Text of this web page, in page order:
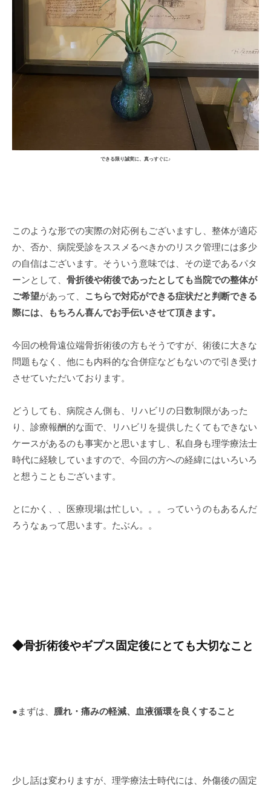
できる限り誠実に、真っすぐに♪
このような形での実際の対応例もございますし、整体が適応
か、否か、病院受診をススメるべきかのリスク管理には多少
の自信はございます。そういう意味では、その逆であるパタ
ーンとして、 骨折後や術後であったとしても当院での整体が
ご希望があって、 こちらで対応ができる症状だと判断できる
際には、もちろん喜んでお手伝いさせて頂きます。
今回の橈骨遠位端骨折術後の方もそうですが、術後に大きな
問題もなく、他にも内科的な合併症などもないので引き受け
させていただいております。
どうしても、病院さん側も、リハビリの日数制限があった
り、診療報酬的な面で、リハビリを提供したくてもできない
ケースがあるのも事実かと思いますし、私自身も理学療法士
時代に経験していますので、今回の方への経緯にはいろいろ
と想うこともございます。
とにかく、、医療現場は忙しい。。。っていうのもあるんだ
ろうなぁって思います。たぶん。。
◆骨折術後やギプス固定後にとても大切なこと
●まずは、 腫れ・痛みの軽減、血液循環を良くすること
少し話は変わりますが、理学療法士時代には、外傷後の固定